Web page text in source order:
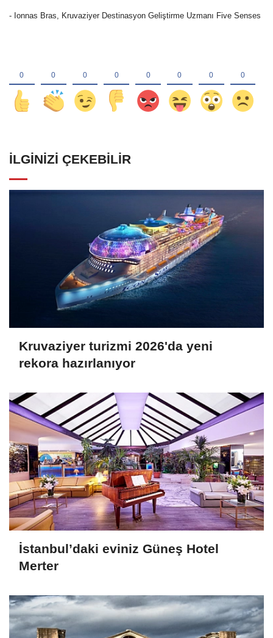
- Ionnas Bras, Kruvaziyer Destinasyon Geliştirme Uzmanı Five Senses
İLGINIZI ÇEKEBILIR
Kruvaziyer turizmi 2026'da yeni
rekora hazırlanıyor
İstanbul’daki eviniz Güneş Hotel
Merter